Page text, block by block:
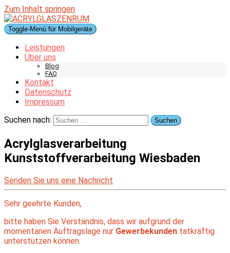
Zum Inhalt springen
Toggle-Menü für Mobilgeräte
Leistungen
Über uns
Blog
FAQ
Kontakt
Datenschutz
Impressum
Suchen nach:
Acrylglasverarbeitung
Kunststoffverarbeitung Wiesbaden
Senden Sie uns eine Nachricht
Sehr geehrte Kunden,
bitte haben Sie Verständnis, dass wir aufgrund der
momentanen Auftragslage nur Gewerbekunden tatkräftig
unterstützen können.